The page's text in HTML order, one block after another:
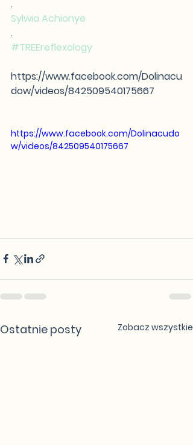
.
Sylwia Achionye
.
#TREEreflexology
https://www.facebook.com/Dolinacu
dow/videos/842509540175667
https://www.facebook.com/Dolinacudo
w/videos/842509540175667
Ostatnie posty Zobacz wszystkie